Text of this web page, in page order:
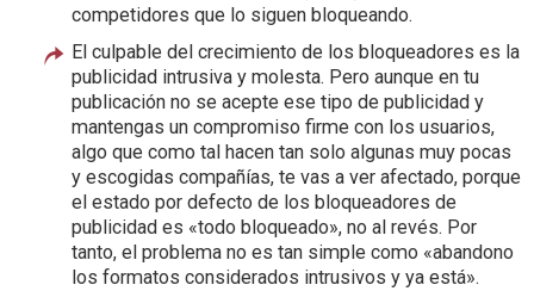
competidores que lo siguen bloqueando.
El culpable del crecimiento de los bloqueadores es la
publicidad intrusiva y molesta. Pero aunque en tu
publicación no se acepte ese tipo de publicidad y
mantengas un compromiso firme con los usuarios,
algo que como tal hacen tan solo algunas muy pocas
y escogidas compañías, te vas a ver afectado, porque
el estado por defecto de los bloqueadores de
publicidad es «todo bloqueado», no al revés. Por
tanto, el problema no es tan simple como «abandono
los formatos considerados intrusivos y ya está».